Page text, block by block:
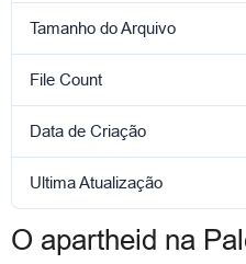
Tamanho do Arquivo
File Count
Data de Criação
Ultima Atualização
O apartheid na